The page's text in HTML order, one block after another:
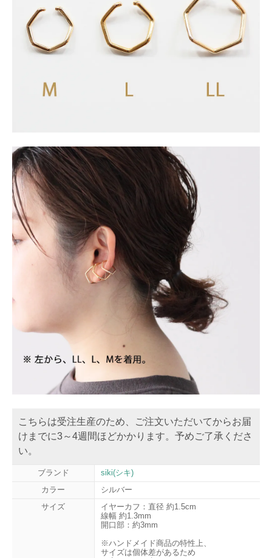
こちらは受注生産のため、ご注文いただいてからお届
けまでに3～4週間ほどかかります。予めご了承くださ
い。
ブランド
siki(シキ)
カラー
シルバー
サイズ
イヤーカフ：直径 約1.5cm
線幅 約1.3mm
開口部：約3mm
※ハンドメイド商品の特性上、
サイズは個体差があるため